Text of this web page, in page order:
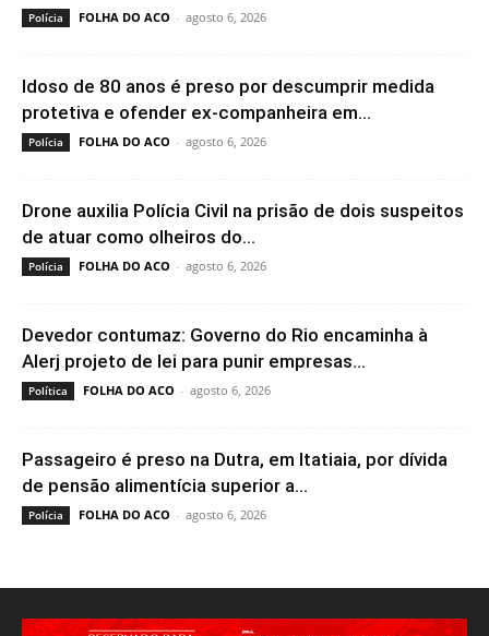
Polícia FOLHA DO ACO - agosto 6, 2026
Idoso de 80 anos é preso por descumprir medida
protetiva e ofender ex-companheira em...
Polícia FOLHA DO ACO - agosto 6, 2026
Drone auxilia Polícia Civil na prisão de dois suspeitos
de atuar como olheiros do...
Polícia FOLHA DO ACO - agosto 6, 2026
Devedor contumaz: Governo do Rio encaminha à
Alerj projeto de lei para punir empresas...
Política FOLHA DO ACO - agosto 6, 2026
Passageiro é preso na Dutra, em Itatiaia, por dívida
de pensão alimentícia superior a...
Polícia FOLHA DO ACO - agosto 6, 2026